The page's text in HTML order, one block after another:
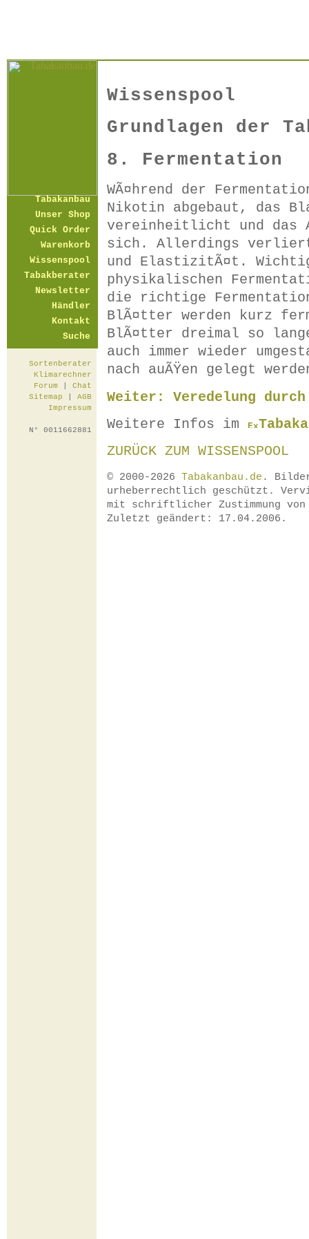
Tabakanbau
Unser Shop
Quick Order
Warenkorb
Wissenspool
Tabakberater
Newsletter
Händler
Kontakt
Suche
Sortenberater
Klimarechner
Forum
Chat
Sitemap
AGB
Impressum
N° 0011662881
Wissenspool
Grundlagen der
8. Fermentation
WÃ¤hrend der
Nikotin abgebaut, das
vereinheitlicht und das
sich. Allerdings verliert
und ElastizitÃ¤t.
physikalischen
die richtige
BlÃ¤tter werden kurz
BlÃ¤tter dreimal so
auch immer wieder
nach auÃŸen gelegt
Weiter: Veredelung
Weitere Infos im
ZURÜCK ZUM WISSENSPOOL
© 2000-2026 Tabakanbau.de .
urheberrechtlich geschützt.
mit schriftlicher Zustimmung
Zuletzt geändert: 17.04.2006.